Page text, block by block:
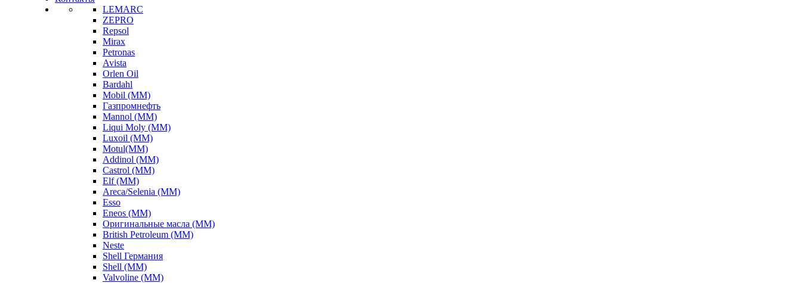
LEMARC
ZEPRO
Repsol
Mirax
Petronas
Avista
Orlen Oil
Bardahl
Mobil (ММ)
Газпромнефть
Mannol (ММ)
Liqui Moly (ММ)
Luxoil (ММ)
Motul(ММ)
Addinol (ММ)
Castrol (ММ)
Elf (ММ)
Areca/Selenia (ММ)
Esso
Eneos (ММ)
Оригинальные масла (ММ)
British Petroleum (ММ)
Neste
Shell Германия
Shell (ММ)
Valvoline (ММ)